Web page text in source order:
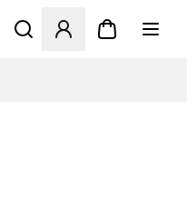
Åbner en Modal til at